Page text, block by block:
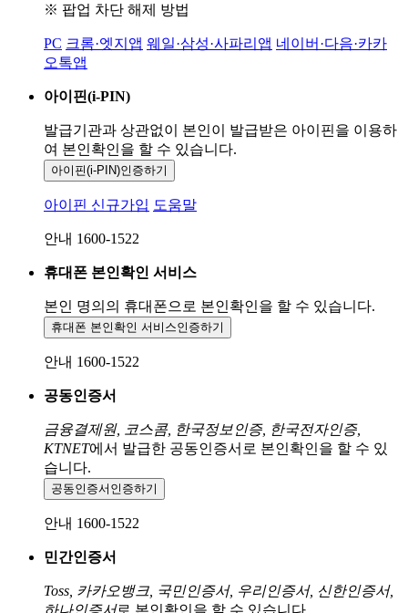
※ 팝업 차단 해제 방법
PC 크롬·엣지앱 웨일·삼성·사파리앱 네이버·다음·카카
오톡앱
아이핀(i-PIN)
발급기관과 상관없이 본인이 발급받은 아이핀을 이용하
여 본인확인을 할 수 있습니다.
아이핀(i-PIN)인증하기
아이핀 신규가입 도움말
안내 1600-1522
휴대폰 본인확인 서비스
본인 명의의 휴대폰으로 본인확인을 할 수 있습니다.
휴대폰 본인확인 서비스인증하기
안내 1600-1522
공동인증서
금융결제원, 코스콤, 한국정보인증, 한국전자인증,
KTNET에서 발급한 공동인증서로 본인확인을 할 수 있
습니다.
공동인증서 인증하기
안내 1600-1522
민간인증서
Toss, 카카오뱅크, 국민인증서, 우리인증서, 신한인증서,